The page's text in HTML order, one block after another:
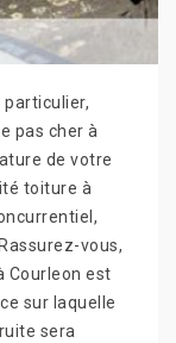
particulier,
pas cher à
de votre
toiture à
vous,
Courleon est
sur laquelle
sera